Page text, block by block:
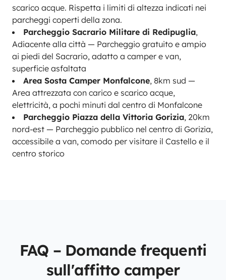
scarico acque. Rispetta i limiti di altezza indicati nei
parcheggi coperti della zona.
Parcheggio Sacrario Militare di Redipuglia,
Adiacente alla città — Parcheggio gratuito e ampio
ai piedi del Sacrario, adatto a camper e van,
superficie asfaltata
Area Sosta Camper Monfalcone, 8km sud —
Area attrezzata con carico e scarico acque,
elettricità, a pochi minuti dal centro di Monfalcone
Parcheggio Piazza della Vittoria Gorizia, 20km
nord-est — Parcheggio pubblico nel centro di Gorizia,
accessibile a van, comodo per visitare il Castello e il
centro storico
FAQ – Domande frequenti
sull'affitto camper